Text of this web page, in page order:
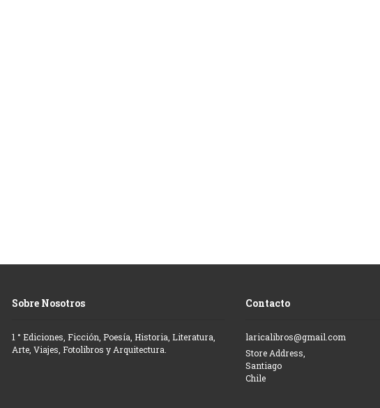
Sobre Nosotros
1 ° Ediciones, Ficción, Poesía, Historia, Literatura,
Arte, Viajes, Fotolibros y Arquitectura.
Contacto
laricalibros@gmail.com
Store Address,
Santiago
Chile